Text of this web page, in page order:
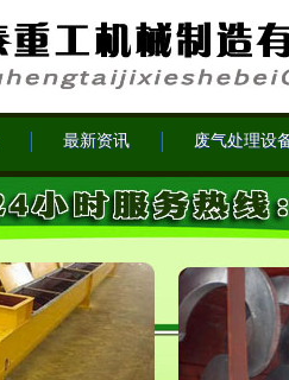
最新资讯 废气处理设